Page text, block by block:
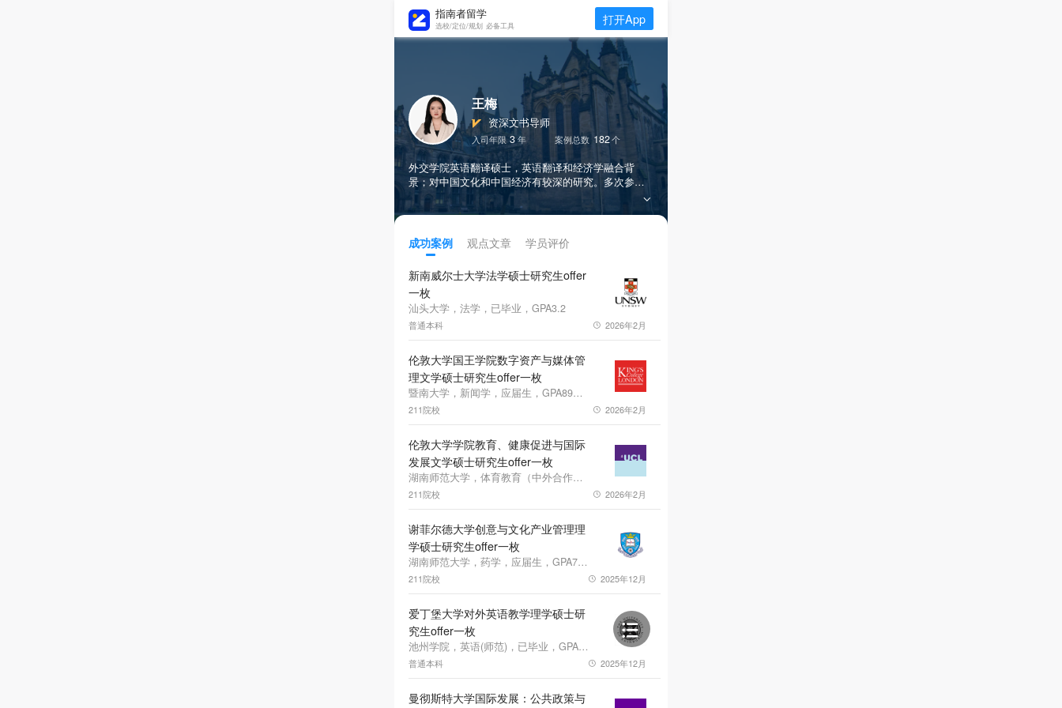
指南者留学
选校/定位/规划 必备工具 打开App
王梅
资深文书导师
入司年限 3年 案例总数 182个
外交学院英语翻译硕士，英语翻译和经济学融合背
景；对中国文化和中国经济有较深的研究。多次参与
政府外事活动，熟悉国际关系和公共政策理论和实
践；曾在人民日报社等权威媒体机构实习，实习主流
让文书兼具专业性和故事感。
成功案例 观点文章
学员评价
新南威尔士大学法学硕士研究生offer
一枚
汕头大学，法学，已毕业，GPA3.2
普通本科 2026年2月
伦敦大学国王学院数字资产与媒体管
理文学硕士研究生offer一枚
暨南大学，新闻学，应届生，GPA89，雅思7.0
211院校 2026年2月
伦敦大学学院教育、健康促进与国际
发展文学硕士研究生offer一枚
湖南师范大学，体育教育（中外合作办学），应届生，GPA3.78，雅思6.0
211院校 2026年2月
谢菲尔德大学创意与文化产业管理理
学硕士研究生offer一枚
湖南师范大学，药学，应届生，GPA73.89
211院校 2025年12月
爱丁堡大学对外英语教学理学硕士研
究生offer一枚
池州学院，英语(师范)，已毕业，GPA85.7
普通本科 2025年12月
曼彻斯特大学国际发展：公共政策与